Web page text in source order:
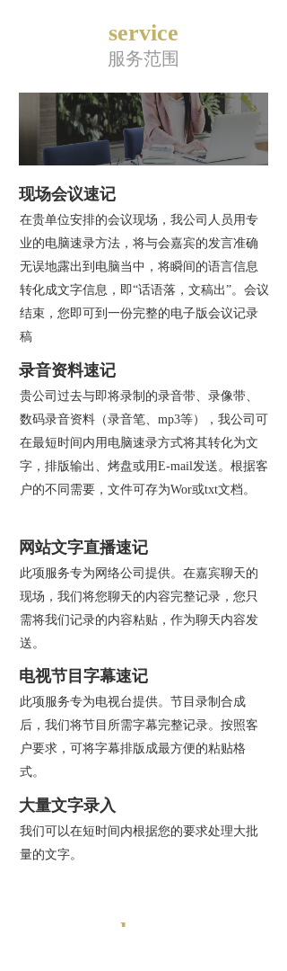
service
服务范围
现场会议速记
在贵单位安排的会议现场，我公司人员用专
业的电脑速录方法，将与会嘉宾的发言准确
无误地露出到电脑当中，将瞬间的语言信息
转化成文字信息，即“话语落，文稿出”。会议
结束，您即可到一份完整的电子版会议记录
稿
录音资料速记
贵公司过去与即将录制的录音带、录像带、
数码录音资料（录音笔、mp3等），我公司可
在最短时间内用电脑速录方式将其转化为文
字，排版输出、烤盘或用E-mail发送。根据客
户的不同需要，文件可存为Wor或txt文档。
网站文字直播速记
此项服务专为网络公司提供。在嘉宾聊天的
现场，我们将您聊天的内容完整记录，您只
需将我们记录的内容粘贴，作为聊天内容发
送。
电视节目字幕速记
此项服务专为电视台提供。节目录制合成
后，我们将节目所需字幕完整记录。按照客
户要求，可将字幕排版成最方便的粘贴格
式。
大量文字录入
我们可以在短时间内根据您的要求处理大批
量的文字。
charge